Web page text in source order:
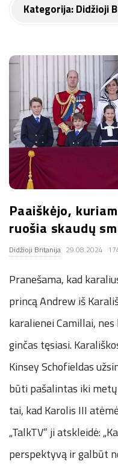
k
l
e
.
c
o
.
u
k
Kategorija:Didžioji
Paaiškėjo,
ruošia skaudų
Didžioji Britanija 29.08.2024
Pranešama, kad
princą Andrew iš
karalienei Camillai,
ginčas tęsiasi.
Kinsey Schofieldas
būti pašalintas iki
tai, kad Karolis III
„TalkTV“ ji atskleidė:
perspektyvą ir galbūt